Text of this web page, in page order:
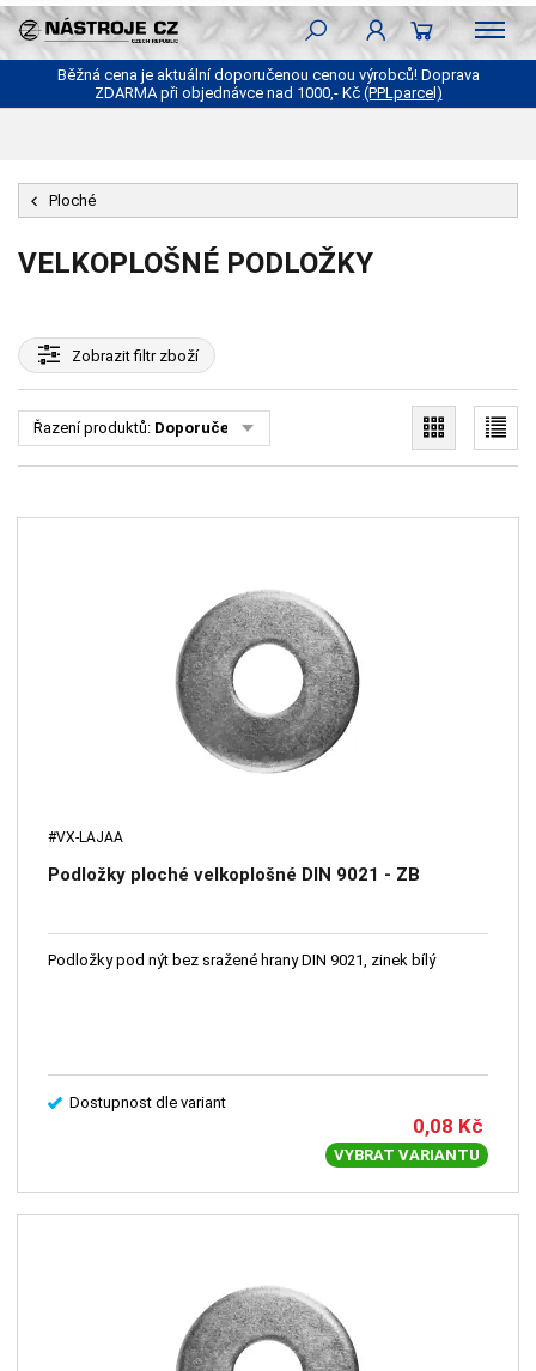
Běžná cena je aktuální doporučenou cenou výrobců! Doprava
ZDARMA při objednávce nad 1000,- Kč (PPLparcel)
Ploché
VELKOPLOŠNÉ PODLOŽKY
Zobrazitfiltr zboží
Řazení produktů: Doporučené
#VX-LAJAA
Podložky ploché velkoplošné DIN 9021 - ZB
Podložky pod nýt bez sražené hrany DIN 9021, zinek bílý
Dostupnost dle variant
0,08 Kč
VYBRAT VARIANTU